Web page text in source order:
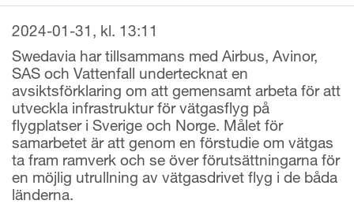
2024-01-31, kl. 13:11
Swedavia har tillsammans med Airbus, Avinor,
SAS och Vattenfall undertecknat en
avsiktsförklaring om att gemensamt arbeta för att
utveckla infrastruktur för vätgasflyg på
flygplatser i Sverige och Norge. Målet för
samarbetet är att genom en förstudie om vätgas
ta fram ramverk och se över förutsättningarna för
en möjlig utrullning av vätgasdrivet flyg i de båda
länderna.